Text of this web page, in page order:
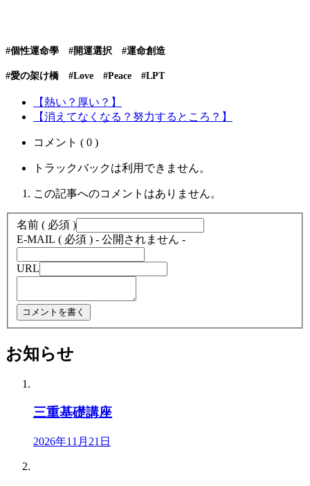
#個性運命學 #開運選択 #運命創造
#愛の架け橋 #Love #Peace #LPT
【熱い？厚い？】
【消えてなくなる？努力するところ？】
コメント ( 0 )
トラックバックは利用できません。
この記事へのコメントはありません。
名前 ( 必須 )
E-MAIL ( 必須 ) - 公開されません -
URL
お知らせ
三重基礎講座
2026年11月21日